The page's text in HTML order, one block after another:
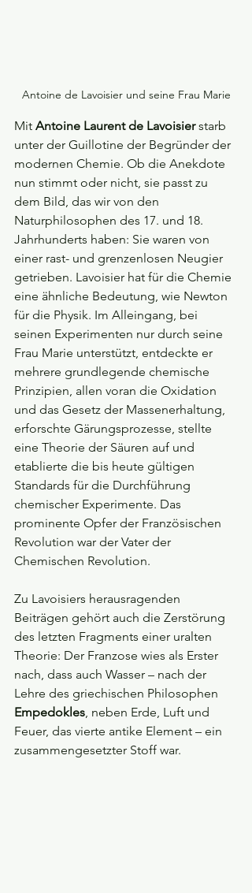
Antoine de Lavoisier und seine Frau Marie
Mit Antoine Laurent de Lavoisier starb
unter der Guillotine der Begründer der
modernen Chemie. Ob die Anekdote
nun stimmt oder nicht, sie passt zu
dem Bild, das wir von den
Naturphilosophen des 17. und 18.
Jahrhunderts haben: Sie waren von
einer rast- und grenzenlosen Neugier
getrieben. Lavoisier hat für die Chemie
eine ähnliche Bedeutung, wie Newton
für die Physik. Im Alleingang, bei
seinen Experimenten nur durch seine
Frau Marie unterstützt, entdeckte er
mehrere grundlegende chemische
Prinzipien, allen voran die Oxidation
und das Gesetz der Massenerhaltung,
erforschte Gärungsprozesse, stellte
eine Theorie der Säuren auf und
etablierte die bis heute gültigen
Standards für die Durchführung
chemischer Experimente. Das
prominente Opfer der Französischen
Revolution war der Vater der
Chemischen Revolution.
Zu Lavoisiers herausragenden
Beiträgen gehört auch die Zerstörung
des letzten Fragments einer uralten
Theorie: Der Franzose wies als Erster
nach, dass auch Wasser – nach der
Lehre des griechischen Philosophen
Empedokles , neben Erde, Luft und
Feuer, das vierte antike Element – ein
zusammengesetzter Stoff war.